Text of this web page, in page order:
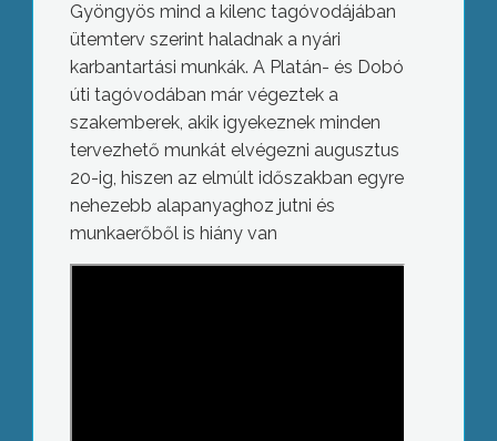
Gyöngyös mind a kilenc tagóvodájában
ütemterv szerint haladnak a nyári
karbantartási munkák. A Platán- és Dobó
úti tagóvodában már végeztek a
szakemberek, akik igyekeznek minden
tervezhető munkát elvégezni augusztus
20-ig, hiszen az elmúlt időszakban egyre
nehezebb alapanyaghoz jutni és
munkaerőből is hiány van